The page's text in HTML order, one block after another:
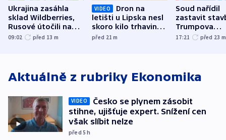
Ukrajina zasáhla
sklad Wildberries,
Rusové útočili na
trh, hasiče či
09:02 před 13 m
VIDEO
Dron na
letišti u Lipska nesl
skoro kilo trhaviny,
indicie ukazují na
před 21m
Soud nařídil
zastavit
Trumpova
tanečního
17:21 před 23 m
Aktuálně z rubriky Ekonomika
VIDEO
Česko se plynem zásobit
stihne, ujišťuje expert. Snížení cen
však slíbit nelze
před 5h